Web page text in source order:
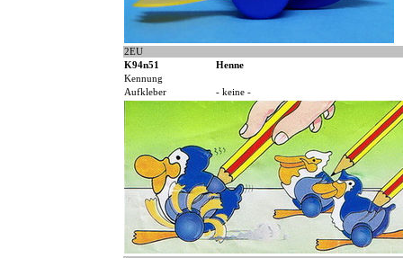
2EU
K94n51
Henne
Kennung
Aufkleber
- keine -